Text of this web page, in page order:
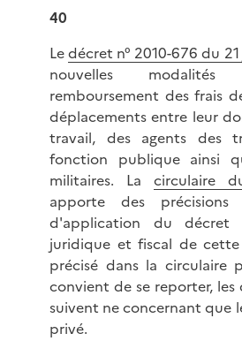
40
Ledécret n° 2010-676 du
nouvelles
remboursement des frais
déplacements entre leur
travail, des agents des
fonction publique ainsi
militaires. La circulaire
apporte des
d'application du décret
juridique et fiscal de
précisé dans la circulaire
convient de se reporter,
suivent ne concernant que
privé.